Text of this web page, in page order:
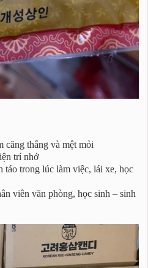
căng thẳng và mệt mỏi
trí nhớ
trong lúc làm việc, lái xe, học
viên văn phòng, học sinh – sinh